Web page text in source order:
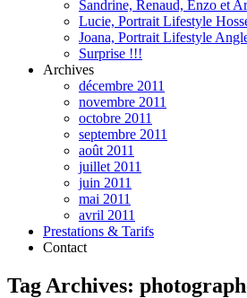
Sandrine, Renaud, Enzo et
Lucie, Portrait Lifestyle
Joana, Portrait Lifestyle
Surprise !!!
Archives
décembre 2011
novembre 2011
octobre 2011
septembre 2011
août 2011
juillet 2011
juin 2011
mai 2011
avril 2011
Prestations & Tarifs
Contact
Tag Archives: